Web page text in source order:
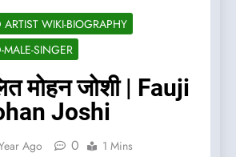
WIKI-BIOGRAPHY
SINGER
मोहन जोशी | Fauji
Joshi
Ago 0 1 Mins